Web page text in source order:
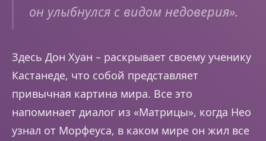
он улыбнулся с видом недоверия».
Здесь Дон Хуан – раскрывает своему ученику
Кастанеде, что собой представляет
привычная картина мира. Все это
напоминает диалог из «Матрицы», когда Нео
узнал от Морфеуса, в каком мире он жил все